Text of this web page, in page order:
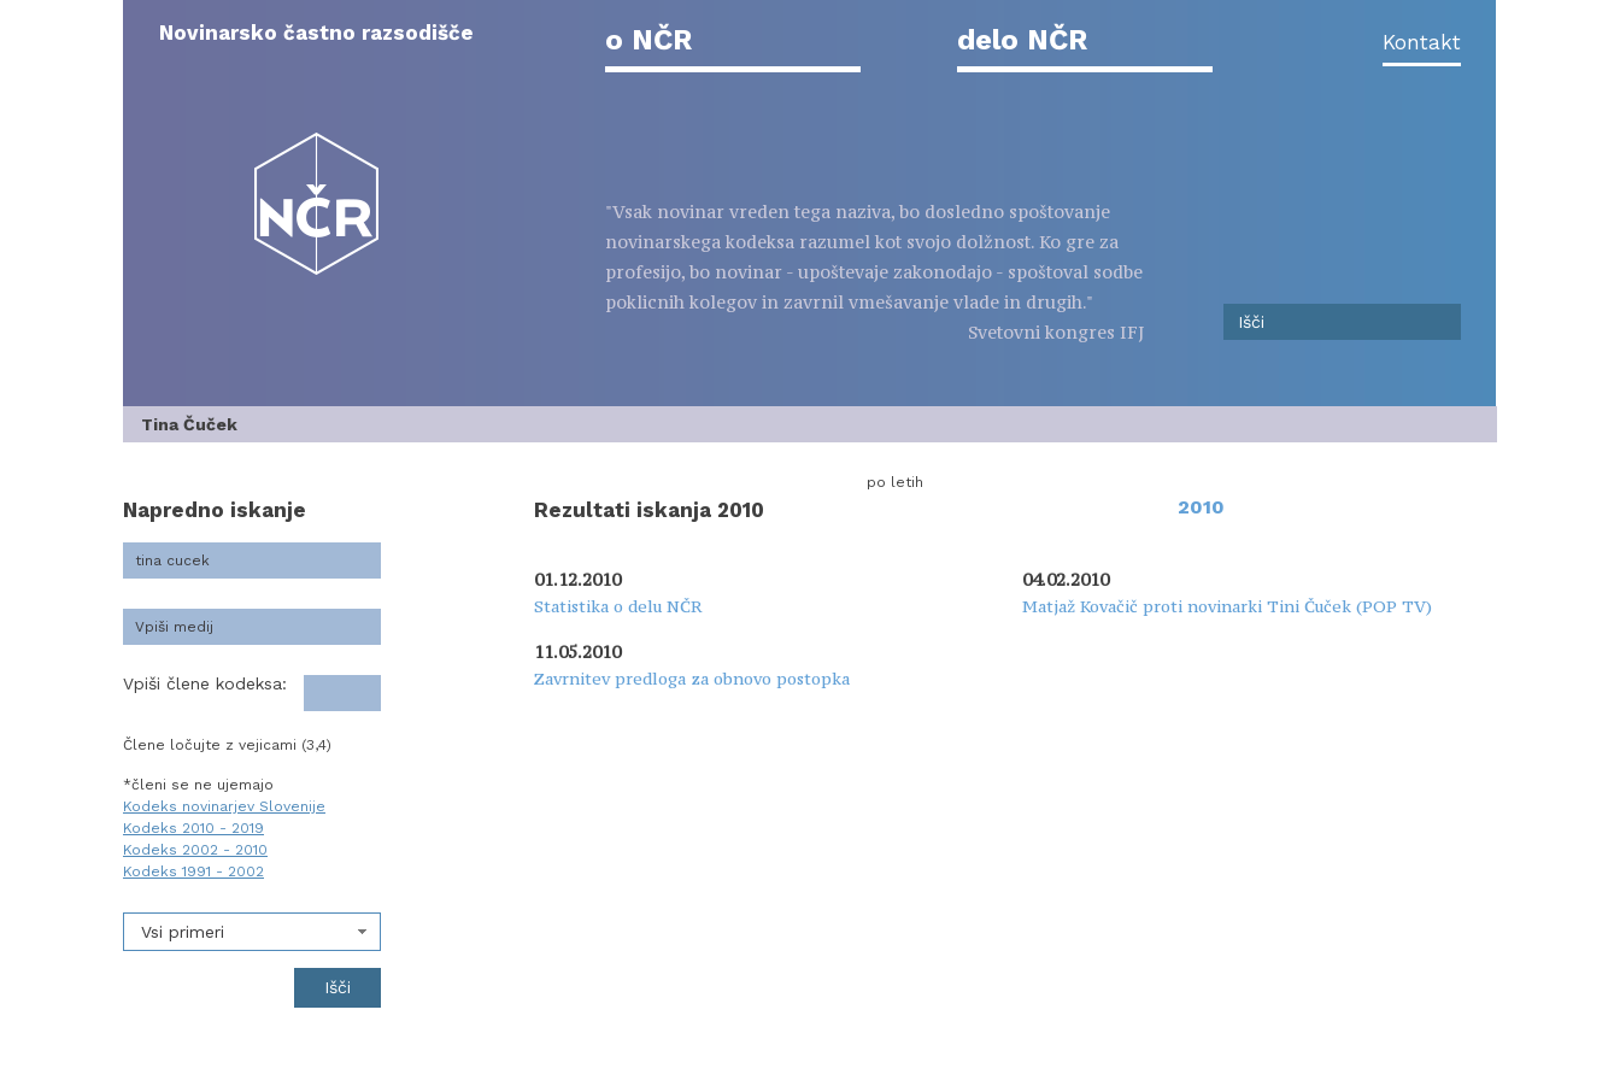
contentNovinarsko častno razsodišče o NČR delo NČR Kontakt
"Vsak novinar vreden tega naziva, bo dosledno spoštovanje
novinarskega kodeksa razumel kot svojo dolžnost. Ko gre za
profesijo, bo novinar - upoštevaje zakonodajo - spoštoval sodbe
poklicnih kolegov in zavrnil vmešavanje vlade in drugih."
Svetovni kongres IFJ
Tina Čuček
Napredno iskanje
Vpiši člene kodeksa:
Člene ločujte z vejicami (3,4)
*členi se ne ujemajo
Kodeks novinarjev Slovenije
Kodeks 2010 - 2019
Kodeks 2002 - 2010
Kodeks 1991 - 2002
Vsi primeri
Rezultati iskanja 2010
po letih
2010
01.12.2010
Statistika o delu NČR
11.05.2010
Zavrnitev predloga za obnovo postopka
04.02.2010
Matjaž Kovačič proti novinarki Tini Čuček (POP TV)